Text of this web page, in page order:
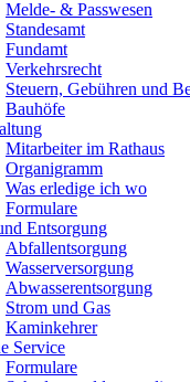
Melde- & Passwesen
Standesamt
Fundamt
Verkehrsrecht
Steuern, Gebühren und
Bauhöfe
Mitarbeiter im Rathaus
Organigramm
Was erledige ich wo
Formulare
Entsorgung
Abfallentsorgung
Wasserversorgung
Abwasserentsorgung
Strom und Gas
Kaminkehrer
Service
Formulare